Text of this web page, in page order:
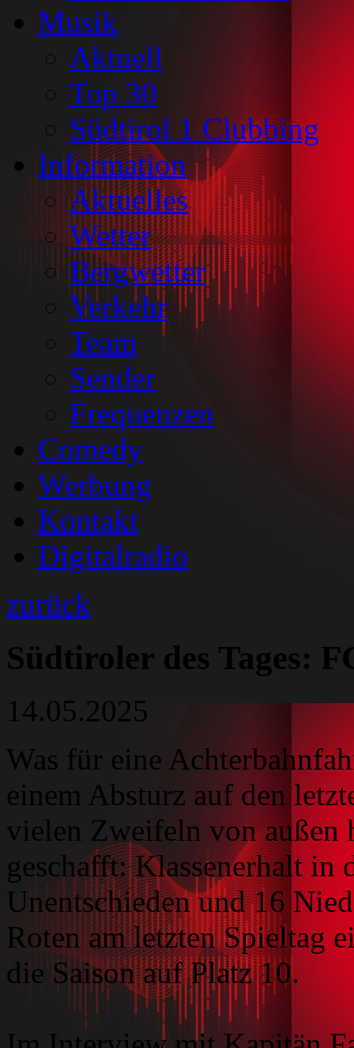
Musik
Aktuell
Top 30
Südtirol 1 Clubbing
Information
Aktuelles
Wetter
Bergwetter
Verkehr
Team
Sender
Frequenzen
Comedy
Werbung
Kontakt
Digitalradio
zurück
Südtiroler des Tages:
14.05.2025
Was für eine
einem Absturz auf den
vielen Zweifeln von außen
geschafft: Klassenerhalt
Unentschieden und 16
Roten am letzten Spieltag
die Saison auf Platz 10.